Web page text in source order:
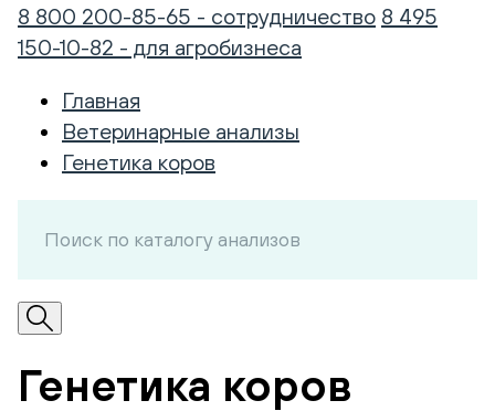
8 800 200-85-65 - сотрудничество 8 495
150-10-82 - для агробизнеса
Главная
Ветеринарные анализы
Генетика коров
Генетика коров